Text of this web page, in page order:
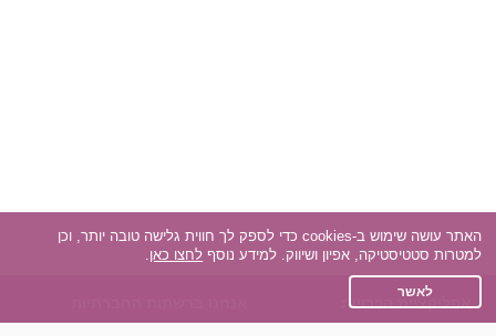
אפליקציית הכרויות
האתר עושה שימוש ב-cookies כדי לספק לך חווית גלישה טובה יותר, וכן
למטרות סטטיסטיקה, אפיון ושיווק. למידע נוסף לחצו כאן.
לאשר